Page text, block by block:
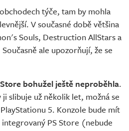
týče, tam by mohla
V současné době většina
Souls, Destruction AllStars a
Současně ale upozorňují, že se
bohužel ještě neproběhla.
ji slibuje už několik let, možná se
5. Konzole bude mít
PS Store (nebude